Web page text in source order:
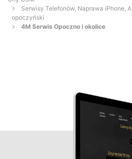
Serwisy Telefonów, Naprawa iPhone,
opoczyński
4M Serwis Opoczno i okolice